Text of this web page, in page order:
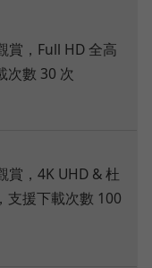
賞，Full HD 全高
次數 30 次
賞，4K UHD & 杜
支援下載次數 100